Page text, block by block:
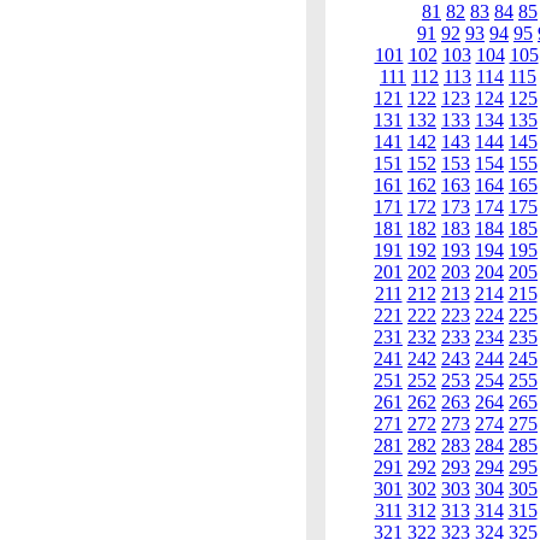
81 82 83 84 85
91 92 93 94 95
101 102 103 104 105
111 112 113 114 115
121 122 123 124 125
131 132 133 134 135
141 142 143 144 145
151 152 153 154 155
161 162 163 164 165
171 172 173 174 175
181 182 183 184 185
191 192 193 194 195
201 202 203 204 205
211 212 213 214 215
221 222 223 224 225
231 232 233 234 235
241 242 243 244 245
251 252 253 254 255
261 262 263 264 265
271 272 273 274 275
281 282 283 284 285
291 292 293 294 295
301 302 303 304 305
311 312 313 314 315
321 322 323 324 325